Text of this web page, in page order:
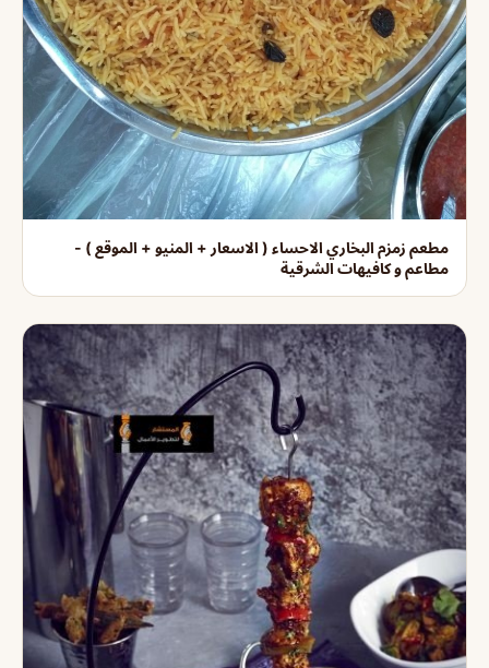
مطعم زمزم البخاري الاحساء ( الاسعار + المنيو + الموقع ) -
مطاعم و كافيهات الشرقية